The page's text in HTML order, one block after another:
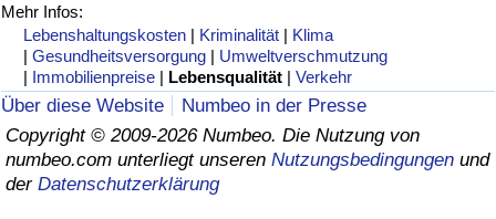
Mehr Infos:
Lebenshaltungskosten | Kriminalität | Klima
|Gesundheitsversorgung | Umweltverschmutzung
| Immobilienpreise | Lebensqualität |Verkehr
Über diese Website
Numbeo in der Presse
Copyright © 2009-2026 Numbeo. Die Nutzung von
numbeo.com unterliegt unseren Nutzungsbedingungen und
der Datenschutzerklärung
Kriminalitätsindex nach Land
Gesundheitsversorgung
Gesundheitsversorgungs-Index (aktuell)
Gesundheitsversorgungs-Index